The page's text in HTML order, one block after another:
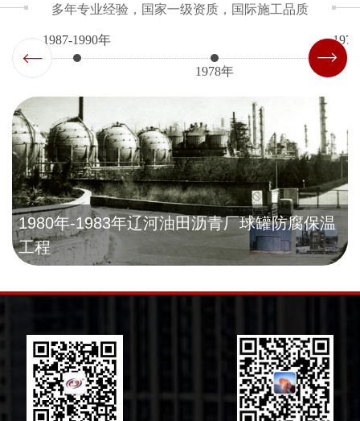
壹级、机电工程施工总承包壹级资质；建筑机电安装
工程、防水防腐保温工程、建筑装修装饰工程、消防
设施工程等专业承包壹级资质；建筑工程、市政公用
工程、电力工程、冶金工程等施工总承包资质；地基
基础工程、钢结构工程、海洋石油工程、电子与智能
化工程、桥梁工程、隧道工程、城市与道路照明工
程、建筑幕墙工程、环保工程、特种工程（特殊设备
起重吊装、建筑物纠偏和平移、特种防雷、结构补
强）、施工劳务及模板脚手架等多项资质；压力管道
修能力资格；以及中石化、中石油、中海油、中化、
中核、中建、中铁等市场准入经营资格。 公司连续
多年被河南省工商业联合会评为“河南省民营企业服
多年专业经验，国家一级资质，国际施工品质
1987-1990年
1978年
1980年-1983年辽河油田沥青厂球罐防腐保温
工程